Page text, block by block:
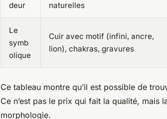
deur
naturelles
Le
symb
olique
Cuir avec motif (infini, ancre,
lion), chakras, gravures
Ce tableau montre qu’il est possible de
Ce n’est pas le prix qui fait la qualité, mais
morphologie.